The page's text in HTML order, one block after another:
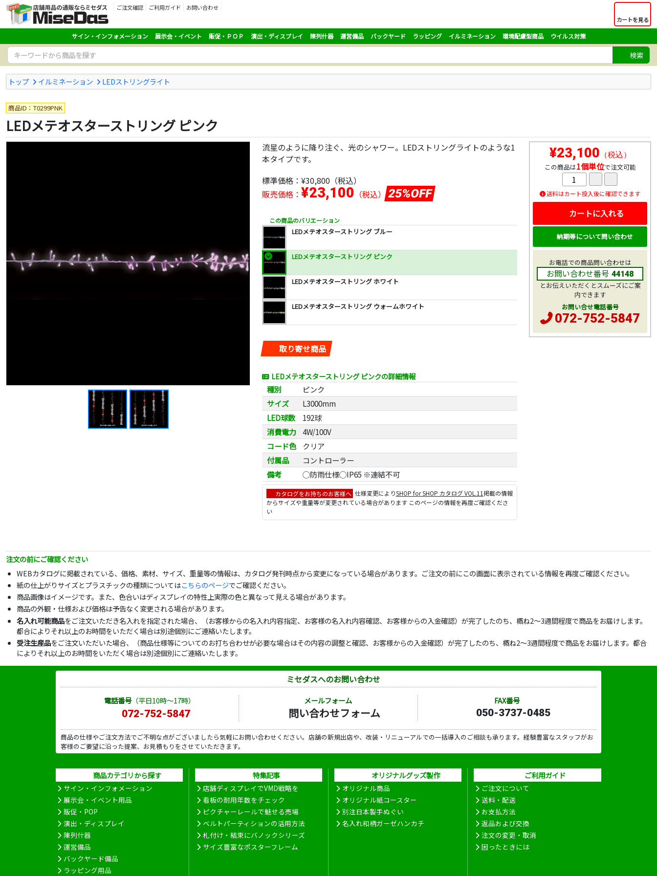
ご注文確認 ご利用ガイド
お問い合わせ
カートを見る
サイン・インフォメーション 展示会・イベント 販促・ＰＯＰ 演出・ディスプレイ 陳列什器 運営備品 バックヤード ラッピング イルミネーション 環境配慮型商品 ウイルス対策
検索
トップ イルミネーション LEDストリングライト
商品ID：T0299PNK
LEDメテオスターストリング ピンク
流星のように降り注ぐ、光のシャワー。LEDストリングライトのような1
本タイプです。
標準価格： ¥30,800 （税込）
販売価格： ¥23,100 （税込） 25%OFF
この商品のバリエーション
LEDメテオスターストリング ブルー
LEDメテオスターストリング ピンク
LEDメテオスターストリング ホワイト
LEDメテオスターストリング ウォームホワイト
取り寄せ商品
LEDメテオスターストリング ピンクの詳細情報
種別
ピンク
サイズ
L3000mm
LED球数
192球
消費電力 4W/100V
コード色
クリア
付属品
コントローラー
備考
◯防雨仕様◯IP65 ※連結不可
カタログをお持ちのお客様へ 仕様変更によりSHOP for SHOP カタログ VOL.11掲載の情報
からサイズや重量等が変更されている場合があります このページの情報を再度ご確認くださ
い
¥23,100 （税込）
この商品は1個単位で注文可能
送料はカート投入後に確認できます
カートに入れる
納期等について問い合わせ
お電話での商品問い合わせは
お問い合わせ番号 44148
とお伝えいただくとスムーズにご案
内できます
お問い合せ電話番号
072-752-5847
注文の前にご確認ください
WEBカタログに掲載されている、価格、素材、サイズ、重量等の情報は、カタログ発刊時点から変更になっている場合があります。ご注文の前にこの画面に表示されている情報を再度ご確認ください。
紙の仕上がりサイズとプラスチックの種類についてはこちらのページでご確認ください。
商品画像はイメージです。また、色合いはディスプレイの特性上実際の色と異なって見える場合があります。
商品の外観・仕様および価格は予告なく変更される場合があります。
名入れ可能商品をご注文いただき名入れを指定された場合、（お客様からの名入れ内容指定、お客様の名入れ内容確認、お客様からの入金確認）が完了したのち、概ね2～3週間程度で商品をお届けします。
都合によりそれ以上のお時間をいただく場合は別途個別にご連絡いたします。
受注生産品をご注文いただいた場合、（商品仕様等についてのお打ち合わせが必要な場合はその内容の調整と確認、お客様からの入金確認）が完了したのち、概ね2～3週間程度で商品をお届けします。都合
によりそれ以上のお時間をいただく場合は別途個別にご連絡いたします。
ミセダスへのお問い合わせ
電話番号（平日10時～17時）
072-752-5847
メールフォーム
問い合わせフォーム
FAX番号
050-3737-0485
商品の仕様やご注文方法でご不明な点がございましたら気軽にお問い合わせください。店舗の新規出店や、改装・リニューアルでの一括導入のご相談も承ります。経験豊富なスタッフがお
客様のご要望に沿った提案、お見積もりをさせていただきます。
商品カテゴリから探す
サイン・インフォメーション
展示会・イベント用品
販促・POP
演出・ディスプレイ
陳列什器
運営備品
バックヤード備品
ラッピング用品
特集記事
店舗ディスプレイでVMD戦略を
看板の耐用年数をチェック
ピクチャーレールで魅せる売場
ベルトパーティションの活用方法
札付け・結束にバノックシリーズ
サイズ豊富なポスターフレーム
オリジナルグッズ製作
オリジナル商品
オリジナル紙コースター
別注日本製手ぬぐい
名入れ和柄ガーゼハンカチ
ご利用ガイド
ご注文について
送料・配送
お支払方法
返品および交換
注文の変更・取消
困ったときには